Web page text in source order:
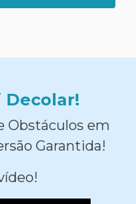
Decolar!
Obstáculos em
Garantida!